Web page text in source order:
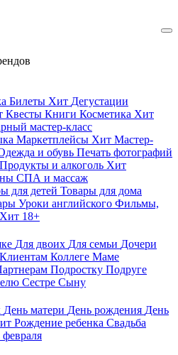
Билеты Хит Дегустации
Квесты Книги Косметика Хит
мастер-класс
Маркетплейсы Хит Мастер-
и обувь Печать фотографий
Продукты и алкоголь Хит
СПА и массаж
для детей Товары для дома
Уроки английского Фильмы,
Хит 18+
Для двоих Для семьи Дочери
Клиентам Коллеге Маме
Подростку Подруге
Сестре Сыну
День матери День рождения День
Рождение ребенка Свадьба
февраля